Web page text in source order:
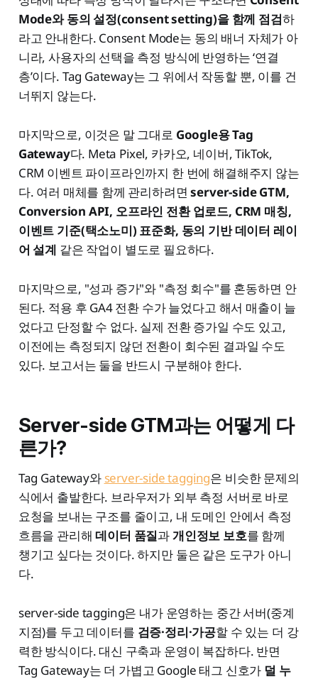
Mode와 동의 설정(consent setting)을 함께 점검하
라고 안내한다. Consent Mode는 동의 배너 자체가 아
니라, 사용자의 선택을 측정 방식에 반영하는 ‘연결
층’이다. Tag Gateway는 그 위에서 작동할 뿐, 이를 건
너뛰지 않는다.
마지막으로, 이것은 말 그대로 Google용 Tag
Gateway다. Meta Pixel, 카카오, 네이버, TikTok,
CRM 이벤트 파이프라인까지 한 번에 해결해주지 않는
다. 여러 매체를 함께 관리하려면server-side GTM,
Conversion API, 오프라인 전환 업로드, CRM 매칭,
이벤트 기준(택소노미) 표준화, 동의 기반 데이터 레이
어 설계 같은 작업이 별도로 필요하다.
마지막으로, "성과 증가"와 "측정 회수"를 혼동하면 안
된다. 적용 후 GA4 전환 수가 늘었다고 해서 매출이 늘
었다고 단정할 수 없다. 실제 전환 증가일 수도 있고,
이전에는 측정되지 않던 전환이 회수된 결과일 수도
있다. 보고서는 둘을 반드시 구분해야 한다.
Server-side GTM과는 어떻게 다
른가?
Tag Gateway와 server-side tagging은 비슷한 문제의
식에서 출발한다. 브라우저가 외부 측정 서버로 바로
요청을 보내는 구조를 줄이고, 내 도메인 안에서 측정
흐름을 관리해데이터 품질과개인정보 보호를 함께
챙기고 싶다는 것이다. 하지만 둘은 같은 도구가 아니
다.
server-side tagging은 내가 운영하는 중간 서버(중계
지점)를 두고 데이터를 검증·정리·가공할 수 있는 더 강
력한 방식이다. 대신 구축과 운영이 복잡하다. 반면
Tag Gateway는 더 가볍고 Google 태그 신호가 덜 누